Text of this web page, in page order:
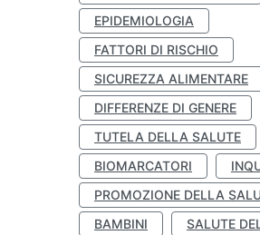
EPIDEMIOLOGIA
FATTORI DI RISCHIO
SICUREZZA ALIMENTARE
DIFFERENZE DI GENERE
TUTELA DELLA SALUTE
BIOMARCATORI
PROMOZIONE DELLA
BAMBINI
SALUTE